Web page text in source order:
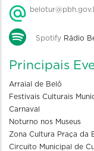
Spotify Rádio
Principais
Arraial de Belô
Festivais Culturais
Carnaval
Noturno nos Museus
Zona Cultura Praça da
Circuito Municipal de